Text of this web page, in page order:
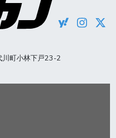
町小林下戸23-2